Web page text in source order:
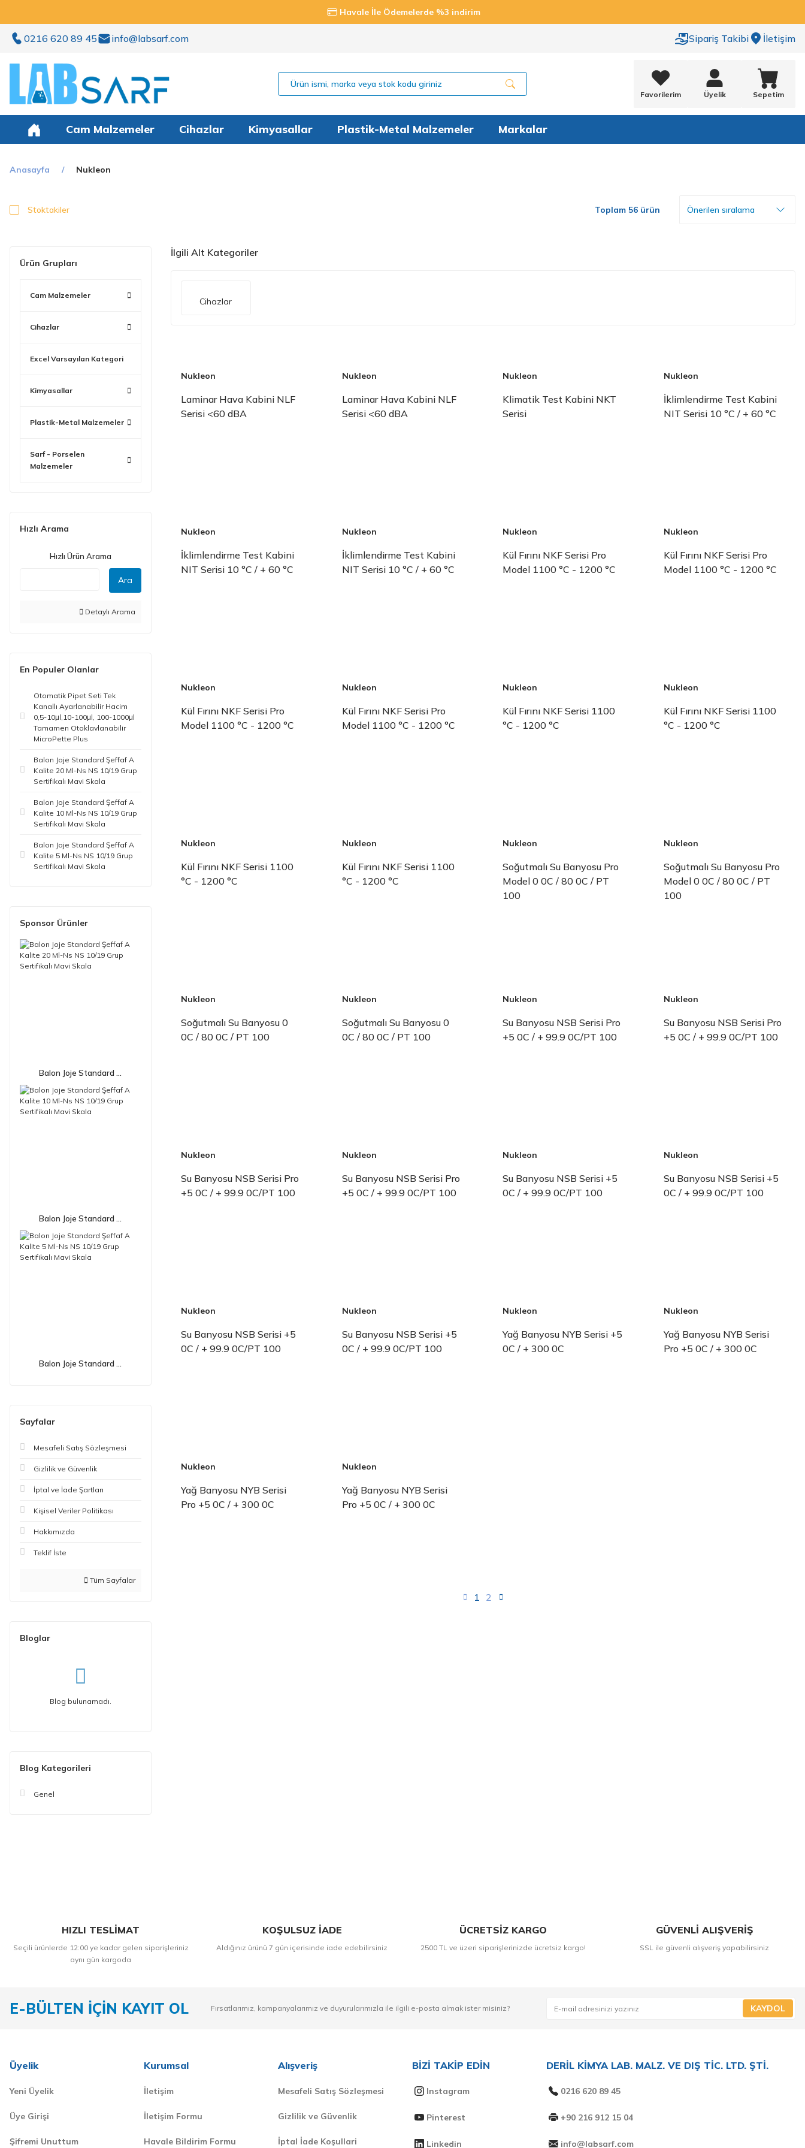
Havale İle Ödemelerde %3 indirim
0216 620 89 45 info@labsarf.com Sipariş Takibi İletişim
Favorilerim Üyelik Sepetim
Cam Malzemeler Cihazlar Kimyasallar Plastik-Metal Malzemeler Markalar
Anasayfa Nukleon
Stoktakiler Toplam 56 ürün
Ürün Grupları
Cam Malzemeler
Cihazlar
Excel Varsayılan Kategori
Kimyasallar
Plastik-Metal Malzemeler
Sarf - Porselen
Malzemeler
Hızlı Arama
Hızlı Ürün Arama
Ara
Detaylı Arama
En Populer Olanlar
Otomatik Pipet Seti Tek
Kanallı Ayarlanabilir Hacim
0,5-10μl,10-100μl, 100-1000μl
Tamamen Otoklavlanabilir
MicroPette Plus
Balon Joje Standard Şeffaf A
Kalite 20 Ml-Ns NS 10/19 Grup
Sertifikalı Mavi Skala
Balon Joje Standard Şeffaf A
Kalite 10 Ml-Ns NS 10/19 Grup
Sertifikalı Mavi Skala
Balon Joje Standard Şeffaf A
Kalite 5 Ml-Ns NS 10/19 Grup
Sertifikalı Mavi Skala
Sponsor Ürünler
Balon Joje Standard ...
Balon Joje Standard ...
Balon Joje Standard ...
Sayfalar
Mesafeli Satış Sözleşmesi
Gizlilik ve Güvenlik
İptal ve İade Şartları
Kişisel Veriler Politikası
Hakkımızda
Teklif İste
Tüm Sayfalar
Bloglar
Blog bulunamadı.
Blog Kategorileri
Genel
İlgili Alt Kategoriler
Cihazlar
Nukleon
Laminar Hava Kabini NLF
Serisi <60 dBA
Nukleon
Laminar Hava Kabini NLF
Serisi <60 dBA
Nukleon
Klimatik Test Kabini NKT
Serisi
Nukleon
İklimlendirme Test Kabini
NIT Serisi 10 °C / + 60 °C
Nukleon
İklimlendirme Test Kabini
NIT Serisi 10 °C / + 60 °C
Nukleon
İklimlendirme Test Kabini
NIT Serisi 10 °C / + 60 °C
Nukleon
Kül Fırını NKF Serisi Pro
Model 1100 °C - 1200 °C
Nukleon
Kül Fırını NKF Serisi Pro
Model 1100 °C - 1200 °C
Nukleon
Kül Fırını NKF Serisi Pro
Model 1100 °C - 1200 °C
Nukleon
Kül Fırını NKF Serisi Pro
Model 1100 °C - 1200 °C
Nukleon
Kül Fırını NKF Serisi 1100
°C - 1200 °C
Nukleon
Kül Fırını NKF Serisi 1100
°C - 1200 °C
Nukleon
Kül Fırını NKF Serisi 1100
°C - 1200 °C
Nukleon
Kül Fırını NKF Serisi 1100
°C - 1200 °C
Nukleon
Soğutmalı Su Banyosu Pro
Model 0 0C / 80 0C / PT
100
Nukleon
Soğutmalı Su Banyosu Pro
Model 0 0C / 80 0C / PT
100
Nukleon
Soğutmalı Su Banyosu 0
0C / 80 0C / PT 100
Nukleon
Soğutmalı Su Banyosu 0
0C / 80 0C / PT 100
Nukleon
Su Banyosu NSB Serisi Pro
+5 0C / + 99.9 0C/PT 100
Nukleon
Su Banyosu NSB Serisi Pro
+5 0C / + 99.9 0C/PT 100
Nukleon
Su Banyosu NSB Serisi Pro
+5 0C / + 99.9 0C/PT 100
Nukleon
Su Banyosu NSB Serisi Pro
+5 0C / + 99.9 0C/PT 100
Nukleon
Su Banyosu NSB Serisi +5
0C / + 99.9 0C/PT 100
Nukleon
Su Banyosu NSB Serisi +5
0C / + 99.9 0C/PT 100
Nukleon
Su Banyosu NSB Serisi +5
0C / + 99.9 0C/PT 100
Nukleon
Su Banyosu NSB Serisi +5
0C / + 99.9 0C/PT 100
Nukleon
Yağ Banyosu NYB Serisi +5
0C / + 300 0C
Nukleon
Yağ Banyosu NYB Serisi
Pro +5 0C / + 300 0C
Nukleon
Yağ Banyosu NYB Serisi
Pro +5 0C / + 300 0C
Nukleon
Yağ Banyosu NYB Serisi
Pro +5 0C / + 300 0C
1 2
HIZLI TESLİMAT
Seçili ürünlerde 12:00 ye kadar gelen siparişleriniz
aynı gün kargoda
KOŞULSUZ İADE
Aldığınız ürünü 7 gün içerisinde iade edebilirsiniz
ÜCRETSİZ KARGO
2500 TL ve üzeri siparişlerinizde ücretsiz kargo!
GÜVENLİ ALIŞVERİŞ
SSL ile güvenli alışveriş yapabilirsiniz
E-BÜLTEN İÇİN KAYIT OL Fırsatlarımız, kampanyalarımız ve duyurularımızla ile ilgili e-posta almak ister misiniz? KAYDOL
Üyelik
Yeni Üyelik
Üye Girişi
Şifremi Unuttum
Kurumsal
İletişim
İletişim Formu
Havale Bildirim Formu
Alışveriş
Mesafeli Satış Sözleşmesi
Gizlilik ve Güvenlik
İptal İade Koşullari
BİZİ TAKİP EDİN
Instagram
Pinterest
Linkedin
DERİL KİMYA LAB. MALZ. VE DIŞ TİC. LTD. ŞTİ.
0216 620 89 45
+90 216 912 15 04
info@labsarf.com